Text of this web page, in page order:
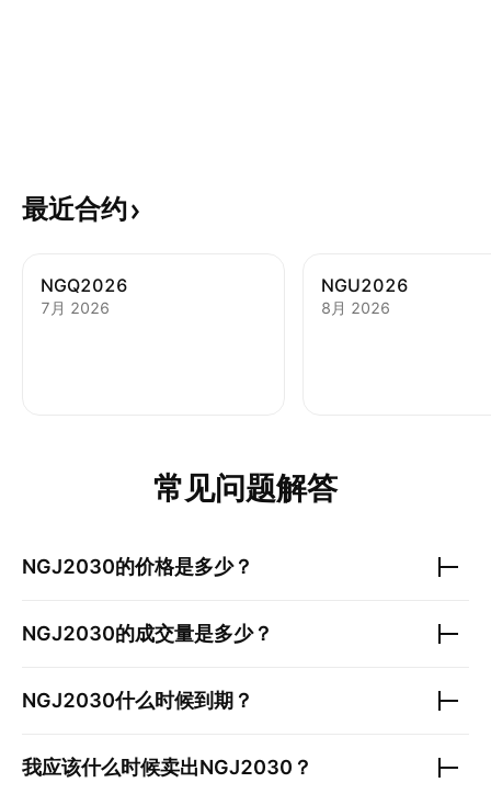
最近合约
NGQ2026
7月 2026
NGU2026
8月 2026
常见问题解答
NGJ2030的价格是多少？
NGJ2030的成交量是多少？
NGJ2030什么时候到期？
我应该什么时候卖出NGJ2030 ？